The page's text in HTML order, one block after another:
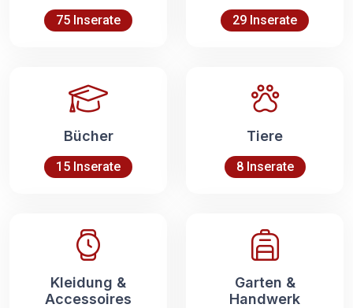
75 Inserate 29 Inserate
Bücher
15 Inserate
Tiere
8 Inserate
Kleidung &
Accessoires
Garten &
Handwerk